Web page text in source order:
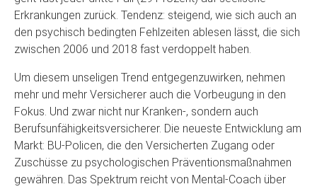
Erkrankungen zurück. Tendenz: steigend, wie sich auch an
den psychisch bedingten Fehlzeiten ablesen lässt, die sich
zwischen 2006 und 2018 fast verdoppelt haben.
Um diesem unseligen Trend entgegenzuwirken, nehmen
mehr und mehr Versicherer auch die Vorbeugung in den
Fokus. Und zwar nicht nur Kranken-, sondern auch
Berufsunfähigkeitsversicherer. Die neueste Entwicklung am
Markt: BU-Policen, die den Versicherten Zugang oder
Zuschüsse zu psychologischen Präventionsmaßnahmen
gewähren. Das Spektrum reicht von Mental-Coach über